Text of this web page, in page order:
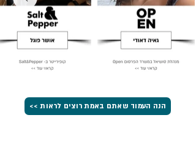
הנה העמוד שאתם באמת רוצים לראות >>